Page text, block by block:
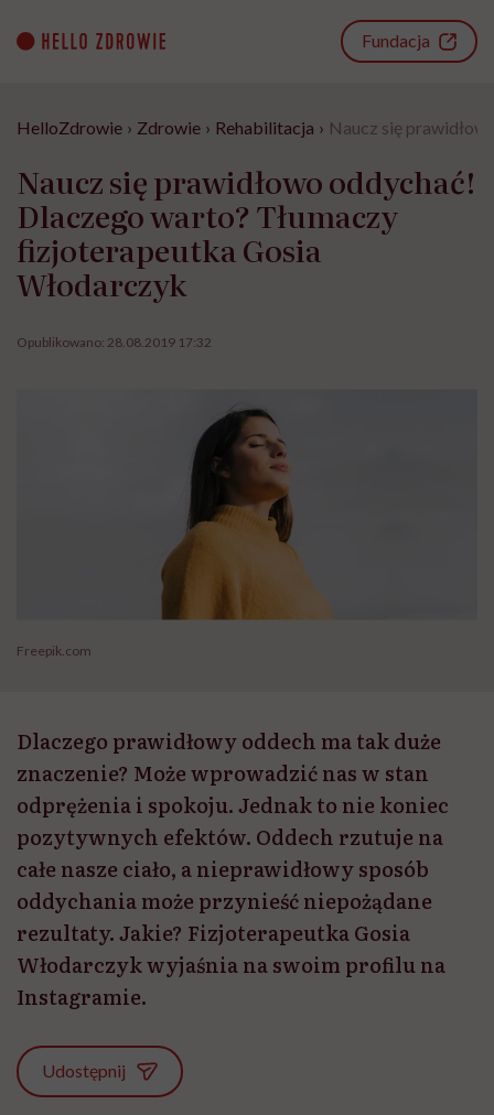
content
Fundacja
HelloZdrowie › Zdrowie › Rehabilitacja › Naucz się
Naucz się prawidłowo oddychać!
Dlaczego warto? Tłumaczy
fizjoterapeutka Gosia
Włodarczyk
Opublikowano: 28.08.2019 17:32
Freepik.com
Dlaczego prawidłowy oddech ma tak duże
znaczenie? Może wprowadzić nas w stan
odprężenia i spokoju. Jednak to nie koniec
pozytywnych efektów. Oddech rzutuje na
całe nasze ciało, a nieprawidłowy sposób
oddychania może przynieść niepożądane
rezultaty. Jakie? Fizjoterapeutka Gosia
Włodarczyk wyjaśnia na swoim profilu na
Instagramie.
Udostępnij